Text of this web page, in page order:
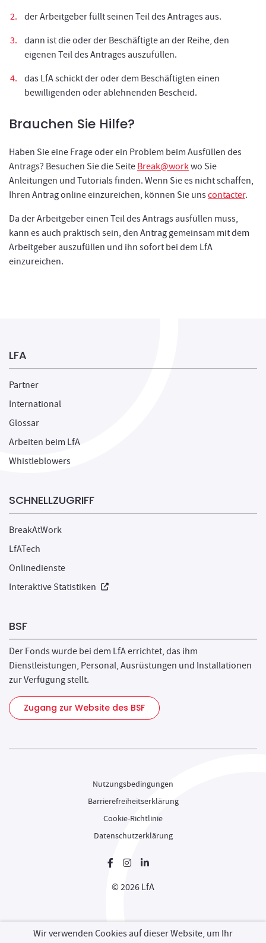
Wir verwenden Cookies auf dieser Website, um Ihr
der Arbeitgeber füllt seinen Teil des Antrages aus.
dann ist die oder der Beschäftigte an der Reihe, den
eigenen Teil des Antrages auszufüllen.
das LfA schickt der oder dem Beschäftigten einen
bewilligenden oder ablehnenden Bescheid.
Brauchen Sie Hilfe?
Haben Sie eine Frage oder ein Problem beim Ausfüllen des
Antrags? Besuchen Sie die Seite Break@workwo Sie
Anleitungen und Tutorials finden. Wenn Sie es nicht schaffen,
Ihren Antrag online einzureichen, können Sie unscontacter.
Da der Arbeitgeber einen Teil des Antrags ausfüllen muss,
kann es auch praktisch sein, den Antrag gemeinsam mit dem
Arbeitgeber auszufüllen und ihn sofort bei dem LfA
einzureichen.
LFA
Partner
International
Glossar
Arbeiten beim LfA
Whistleblowers
SCHNELLZUGRIFF
BreakAtWork
LfATech
Onlinedienste
Interaktive Statistiken Neues Fenster
BSF
Der Fonds wurde bei dem LfA errichtet, das ihm
Dienstleistungen, Personal, Ausrüstungen und Installationen
zur Verfügung stellt.
Zugang zur Website des BSF
Nutzungsbedingungen
Barrierefreiheitserklärung
Cookie-Richtlinie
Datenschutzerklärung
Neues Fenster
Neues Fenster
Neues Fenster
© 2026 LfA